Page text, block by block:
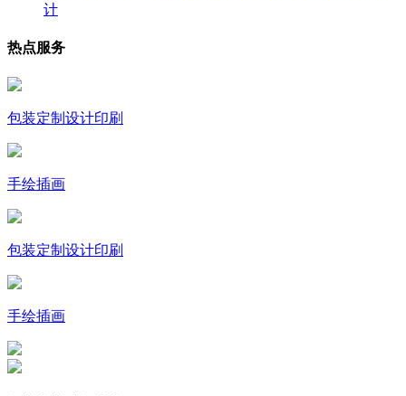
计
热点服务
包装定制设计印刷
手绘插画
包装定制设计印刷
手绘插画